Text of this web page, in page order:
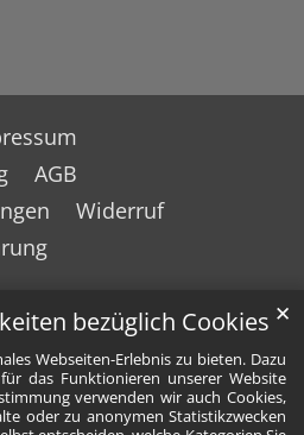
bezüglich Cookies
Webseiten-Erlebnis zu bieten. Dazu
das Funktionieren unserer Website
verwenden wir auch Cookies,
oder zu anonymen Statistikzwecken
✕
AGB
Widerruf